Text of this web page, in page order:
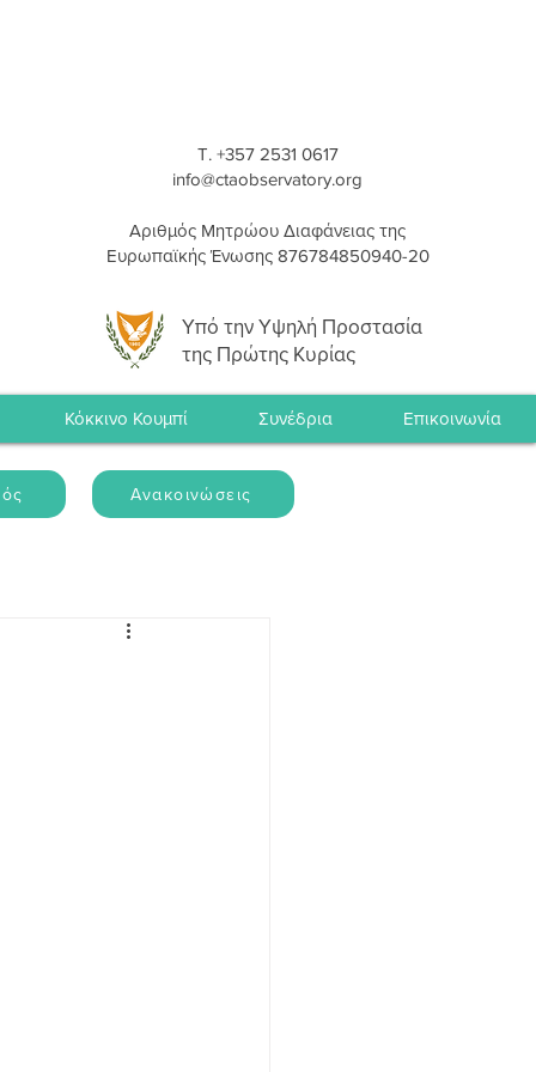
T. +357 2531 0617
info@ctaobservatory.org
Αριθμός Μητρώου Διαφάνειας της
Ευρωπαϊκής Ένωσης 876784850940-20
Υπό την Υψηλή Προστασία
της Πρώτης Κυρίας
Κόκκινο Κουμπί Συνέδρια Επικοινωνία
Ανακοινώσεις